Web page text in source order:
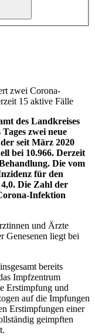
zwei Corona-
15 aktive Fälle
des Landkreises
zwei neue
seit März 2020
bei 10.966. Derzeit
Die vom
für den
Die Zahl der
Infektion
und Ärzte
Genesenen liegt bei
bereits
Impfzentrum
Erstimpfung und
auf die Impfungen
Erstimpfungen einer
geimpften